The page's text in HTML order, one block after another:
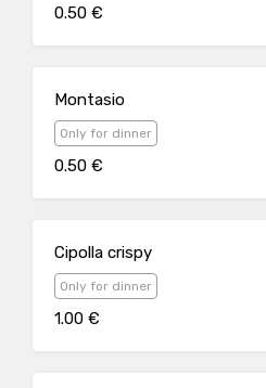
0.50 €
Montasio
Only for dinner
0.50 €
Cipolla crispy
Only for dinner
1.00 €